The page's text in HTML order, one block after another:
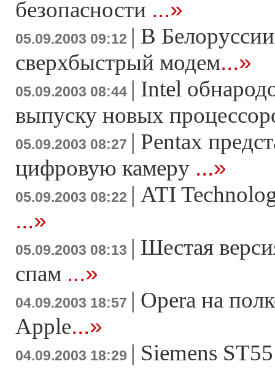
безопасности ...»
05.09.2003 09:12 | В
сверхбыстрый модем...»
05.09.2003 08:44 | Intel
выпуску новых
05.09.2003 08:27 | Pentax
цифровую камеру ...»
05.09.2003 08:22 | ATI
...»
05.09.2003 08:13 | Шестая
спам ...»
04.09.2003 18:57 | Ореrа на
Apple...»
04.09.2003 18:29 | Siemens